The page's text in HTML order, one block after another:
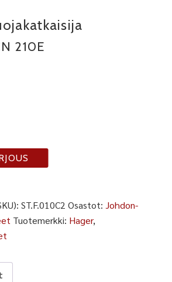
210E
ST.F.010C2 Osastot:Johdon-
Tuotemerkki: Hager,